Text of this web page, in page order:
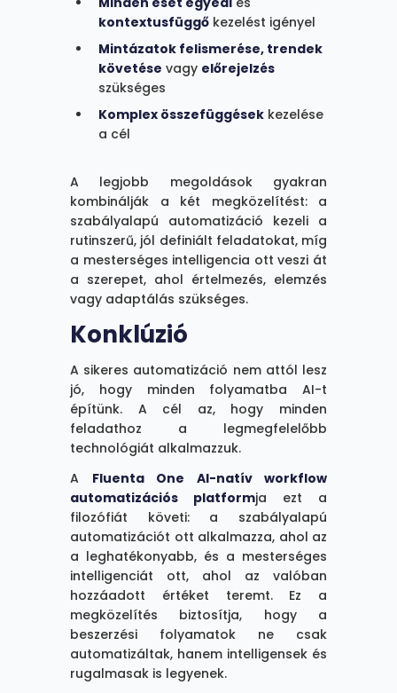
kontextusfüggő kezelést igényel
Mintázatok felismerése, trendek
követése vagy előrejelzés
szükséges
Komplex összefüggések kezelése
a cél
A legjobb megoldások gyakran
kombinálják a két megközelítést: a
szabályalapú automatizáció kezeli a
rutinszerű, jól definiált feladatokat, míg
a mesterséges intelligencia ott veszi át
a szerepet, ahol értelmezés, elemzés
vagy adaptálás szükséges.
Konklúzió
A sikeres automatizáció nem attól lesz
jó, hogy minden folyamatba AI-t
építünk. A cél az, hogy minden
feladathoz a legmegfelelőbb
technológiát alkalmazzuk.
A Fluenta One AI-natív workflow
automatizációs platformja ezt a
filozófiát követi: a szabályalapú
automatizációt ott alkalmazza, ahol az
a leghatékonyabb, és a mesterséges
intelligenciát ott, ahol az valóban
hozzáadott értéket teremt. Ez a
megközelítés biztosítja, hogy a
beszerzési folyamatok ne csak
automatizáltak, hanem intelligensek és
rugalmasak is legyenek.